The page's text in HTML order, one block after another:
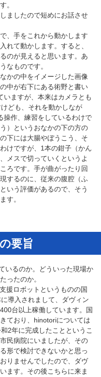
。
ましたので短めにお話させ
、手をこれから動かします
れて動かします。すると、
のが見えると思います。あ
なものです。
かの中をイメージした画像
中が右下にある術野と書い
いますが、本来はカメラとも
ども、それを動かしなが
操作、練習をしているわけで
）というおなかの下の方の
下には大腸やぼうこう、そ
けですが、1本の鉗子（かん
メスで切っていくというよ
ろです。手が曲がったり回
するのに、従来の腹腔（ふ
いう評価があるので、そう
す。
要旨
いるのか。どういった現場か
ったのか。
援ロボットというものの国
導入されまして、ダヴィン
台以上稼働しています。国
ており、hinotoriについては
2年に完成したことというこ
民病院にいましたが、その
形で検討できないかと思っ
りませんでしたので、ダヴ
ます。その後こちらに来ま